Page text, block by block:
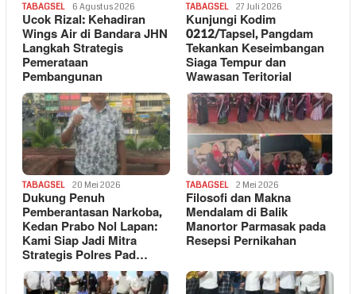
TABAGSEL 6 Agustus 2026
Ucok Rizal: Kehadiran
Wings Air di Bandara JHN
Langkah Strategis
Pemerataan
Pembangunan
TABAGSEL 27 Juli 2026
Kunjungi Kodim
0212/Tapsel, Pangdam
Tekankan Keseimbangan
Siaga Tempur dan
Wawasan Teritorial
TABAGSEL 20 Mei 2026
Dukung Penuh
Pemberantasan Narkoba,
Kedan Prabo Nol Lapan:
Kami Siap Jadi Mitra
Strategis Polres Pad…
TABAGSEL 2 Mei 2026
Filosofi dan Makna
Mendalam di Balik
Manortor Parmasak pada
Resepsi Pernikahan